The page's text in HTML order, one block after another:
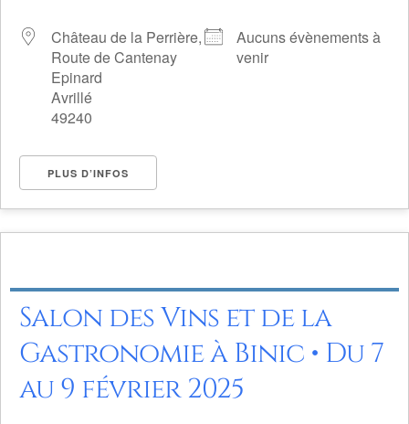
Château de la Perrière,
Route de Cantenay
Epinard
Avrillé
49240
Aucuns évènements à
venir
PLUS D’INFOS
Salon des Vins et de la
Gastronomie à Binic • Du 7
au 9 février 2025